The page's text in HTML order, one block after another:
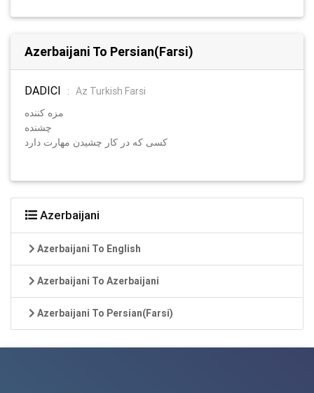
Azerbaijani To Persian(Farsi)
DADICI : Az Turkish Farsi
مزه کننده
چشنده
کسی که در کار چشیدن مهارت دارد
Azerbaijani
Azerbaijani To English
Azerbaijani To Azerbaijani
Azerbaijani To Persian(Farsi)